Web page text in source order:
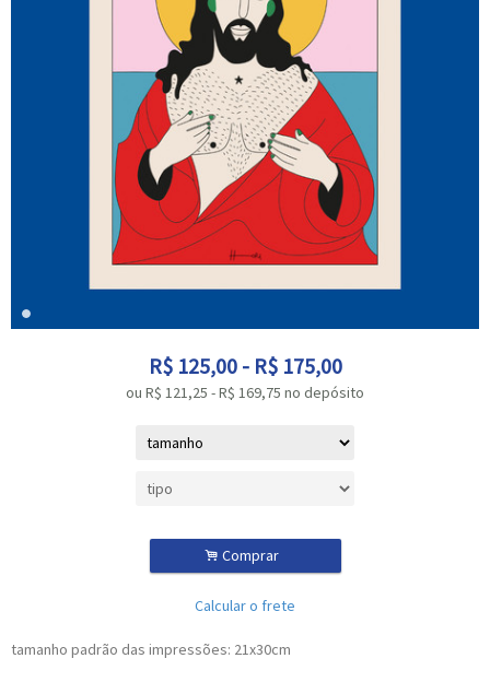
R$ 125,00 - R$ 175,00
ou R$ 121,25 -R$ 169,75 no depósito
. Comprar
Calcular o frete
tamanho padrão das impressões: 21x30cm